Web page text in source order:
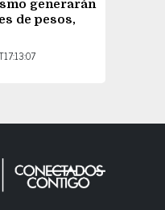
generarán
de pesos,